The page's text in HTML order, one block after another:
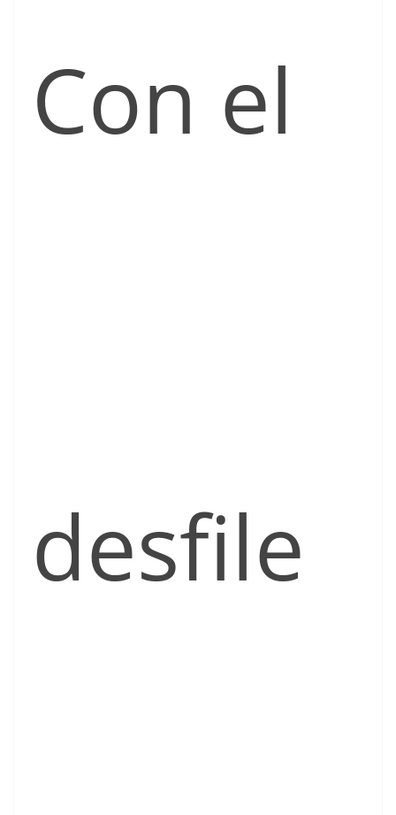
Con el
desfile